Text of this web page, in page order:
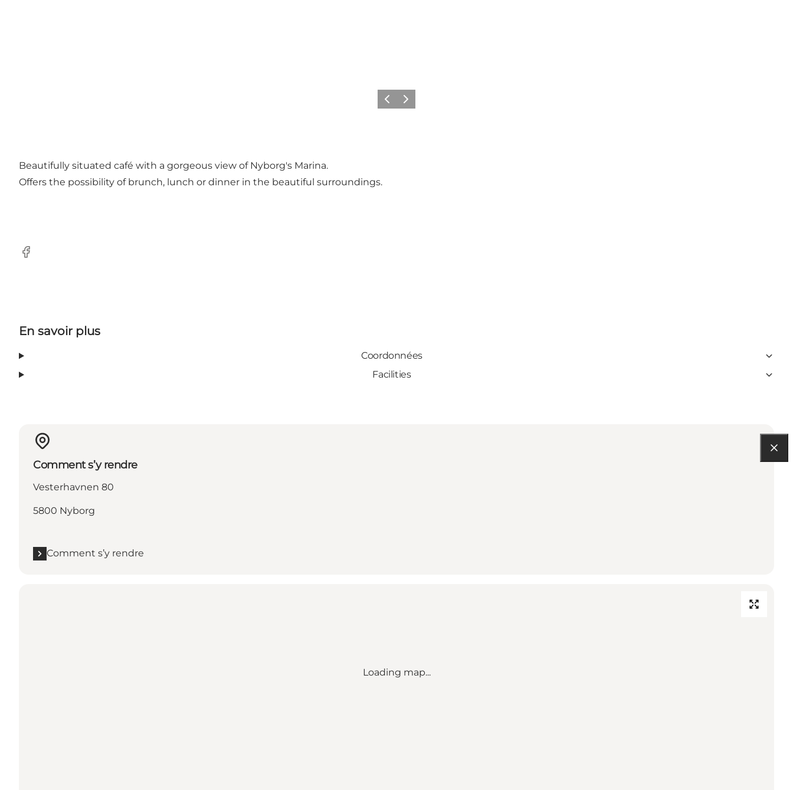
PrécédentSuivant
Beautifully situated café with a gorgeous view of Nyborg's Marina.
Offers the possibility of brunch, lunch or dinner in the beautiful surroundings.
Facebook
En savoir plus
Coordonnées
Facilities
Comment s’y rendre
Vesterhavnen 80
5800 Nyborg
Comment s’y rendre
Loading map...